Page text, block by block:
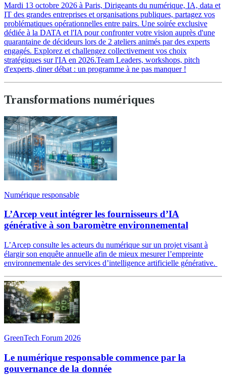
Mardi 13 octobre 2026 à Paris, Dirigeants du numérique, IA, data et
IT des grandes entreprises et organisations publiques, partagez vos
problématiques opérationnelles entre pairs. Une soirée exclusive
dédiée à la DATA et l'IA pour confronter votre vision auprès d'une
quarantaine de décideurs lors de 2 ateliers animés par des experts
engagés. Explorez et challengez collectivement vos choix
stratégiques sur l'IA en 2026.Team Leaders, workshops, pitch
d'experts, diner débat : un programme à ne pas manquer !
Transformations numériques
Numérique responsable
L’Arcep veut intégrer les fournisseurs d’IA
générative à son baromètre environnemental
L’Arcep consulte les acteurs du numérique sur un projet visant à
élargir son enquête annuelle afin de mieux mesurer l’empreinte
environnementale des services d’intelligence artificielle générative.
GreenTech Forum 2026
Le numérique responsable commence par la
gouvernance de la donnée